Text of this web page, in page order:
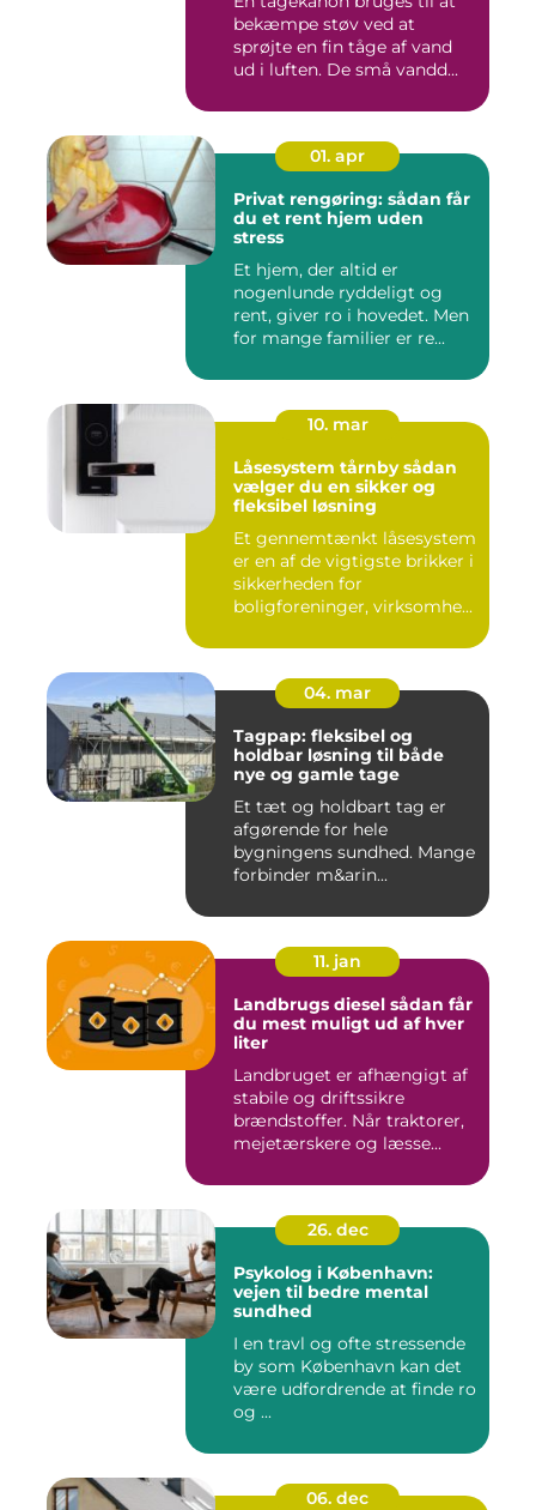
bekæmpe støv ved at
sprøjte en fin tåge af vand
ud i luften. De små vandd...
01. apr
Privat rengøring: sådan får
du et rent hjem uden
stress
Et hjem, der altid er
nogenlunde ryddeligt og
rent, giver ro i hovedet. Men
for mange familier er re...
10. mar
Låsesystem tårnby sådan
vælger du en sikker og
fleksibel løsning
Et gennemtænkt låsesystem
er en af de vigtigste brikker i
sikkerheden for
boligforeninger, virksomhe...
04. mar
Tagpap: fleksibel og
holdbar løsning til både
nye og gamle tage
Et tæt og holdbart tag er
afgørende for hele
bygningens sundhed. Mange
forbinder m&arin...
11. jan
Landbrugs diesel sådan får
du mest muligt ud af hver
liter
Landbruget er afhængigt af
stabile og driftssikre
brændstoffer. Når traktorer,
mejetærskere og læsse...
26. dec
Psykolog i København:
vejen til bedre mental
sundhed
I en travl og ofte stressende
by som København kan det
være udfordrende at finde ro
og ...
06. dec